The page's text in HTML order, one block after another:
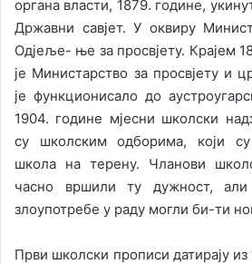
органа власти, 1879. године,
Државни савјет. У оквиру
Одјеље- ње за просвјету. Крајем
је Министарство за просвјету и
је функционисало до
1904. године мјесни школски
су школским одборима, који
школа на терену. Чланови
часно вршили ту дужност,
злоупотребе у раду могли би-ти
Први школски прописи датирају